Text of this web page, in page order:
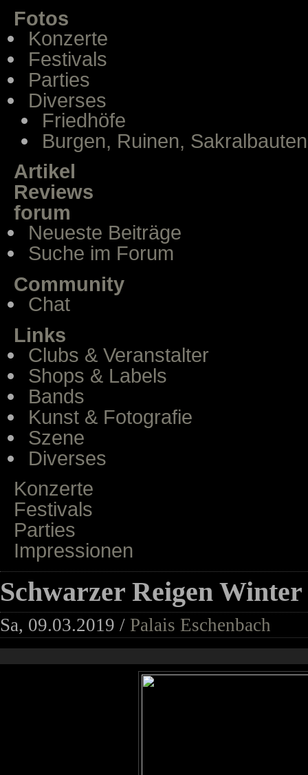
Fotos
Konzerte
Festivals
Parties
Diverses
Friedhöfe
Burgen, Ruinen, Sakralbauten
Artikel
Reviews
forum
Neueste Beiträge
Suche im Forum
Community
Chat
Links
Clubs & Veranstalter
Shops & Labels
Bands
Kunst & Fotografie
Szene
Diverses
Konzerte
Festivals
Parties
Impressionen
Schwarzer Reigen
Sa, 09.03.2019 / Palais Eschenbach